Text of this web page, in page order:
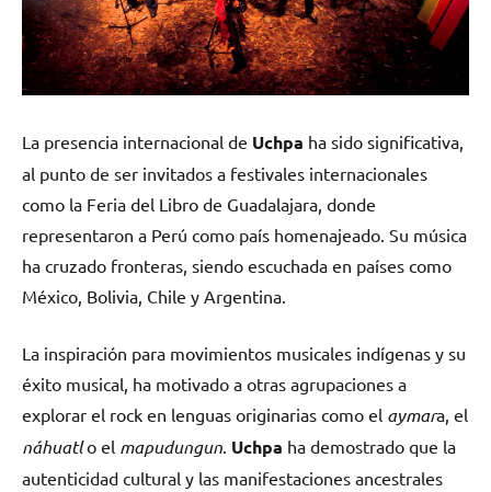
La presencia internacional de Uchpa ha sido significativa,
al punto de ser invitados a festivales internacionales
como la Feria del Libro de Guadalajara, donde
representaron a Perú como país homenajeado. Su música
ha cruzado fronteras, siendo escuchada en países como
México, Bolivia, Chile y Argentina.
La inspiración para movimientos musicales indígenas y su
éxito musical, ha motivado a otras agrupaciones a
explorar el rock en lenguas originarias como el aymara, el
náhuatlo el mapudungun Uchpa ha demostrado que la
autenticidad cultural y las manifestaciones ancestrales